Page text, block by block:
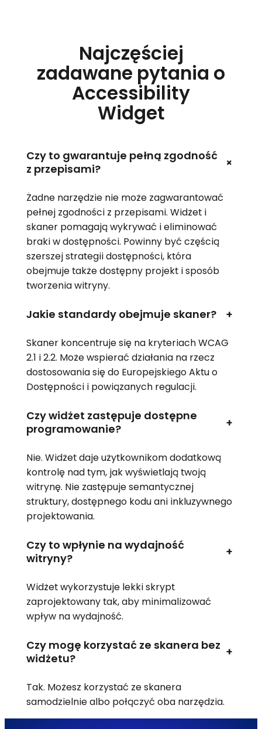
Najczęściej
zadawane pytania o
Accessibility
Widget
Czy to gwarantuje pełną zgodność
z przepisami?
+
Żadne narzędzie nie może zagwarantować
pełnej zgodności z przepisami. Widżet i
skaner pomagają wykrywać i eliminować
braki w dostępności. Powinny być częścią
szerszej strategii dostępności, która
obejmuje także dostępny projekt i sposób
tworzenia witryny.
Jakie standardy obejmuje skaner? +
Skaner koncentruje się na kryteriach WCAG
2.1 i 2.2. Może wspierać działania na rzecz
dostosowania się do Europejskiego Aktu o
Dostępności i powiązanych regulacji.
Czy widżet zastępuje dostępne
programowanie?
+
Nie. Widżet daje użytkownikom dodatkową
kontrolę nad tym, jak wyświetlają twoją
witrynę. Nie zastępuje semantycznej
struktury, dostępnego kodu ani inkluzywnego
projektowania.
Czy to wpłynie na wydajność
witryny?
+
Widżet wykorzystuje lekki skrypt
zaprojektowany tak, aby minimalizować
wpływ na wydajność.
Czy mogę korzystać ze skanera bez
widżetu?
+
Tak. Możesz korzystać ze skanera
samodzielnie albo połączyć oba narzędzia.